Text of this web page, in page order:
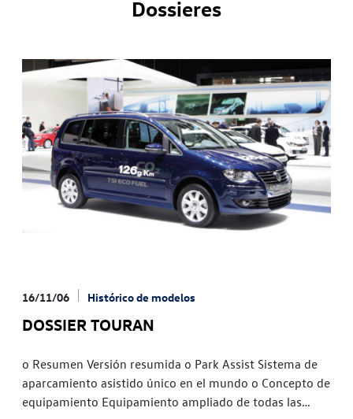
Dossieres
16/11/06 Histórico de modelos
DOSSIER TOURAN
o Resumen Versión resumida o Park Assist Sistema de
aparcamiento asistido único en el mundo o Concepto de
equipamiento Equipamiento ampliado de todas las